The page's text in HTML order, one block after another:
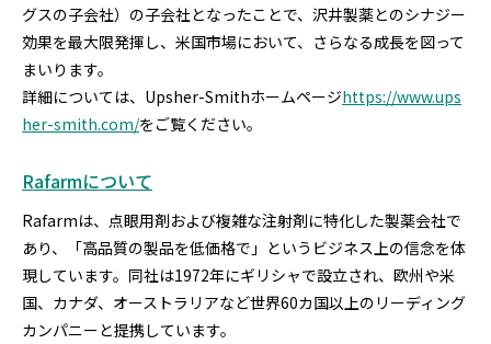
グスの子会社）の子会社となったことで、沢井製薬とのシナジー
効果を最大限発揮し、米国市場において、さらなる成長を図って
まいります。
詳細については、Upsher-Smithホームページhttps://www.ups
her-smith.com/をご覧ください。
Rafarmについて
Rafarmは、点眼用剤および複雑な注射剤に特化した製薬会社で
あり、「高品質の製品を低価格で」というビジネス上の信念を体
現しています。同社は1972年にギリシャで設立され、欧州や米
国、カナダ、オーストラリアなど世界60カ国以上のリーディング
カンパニーと提携しています。